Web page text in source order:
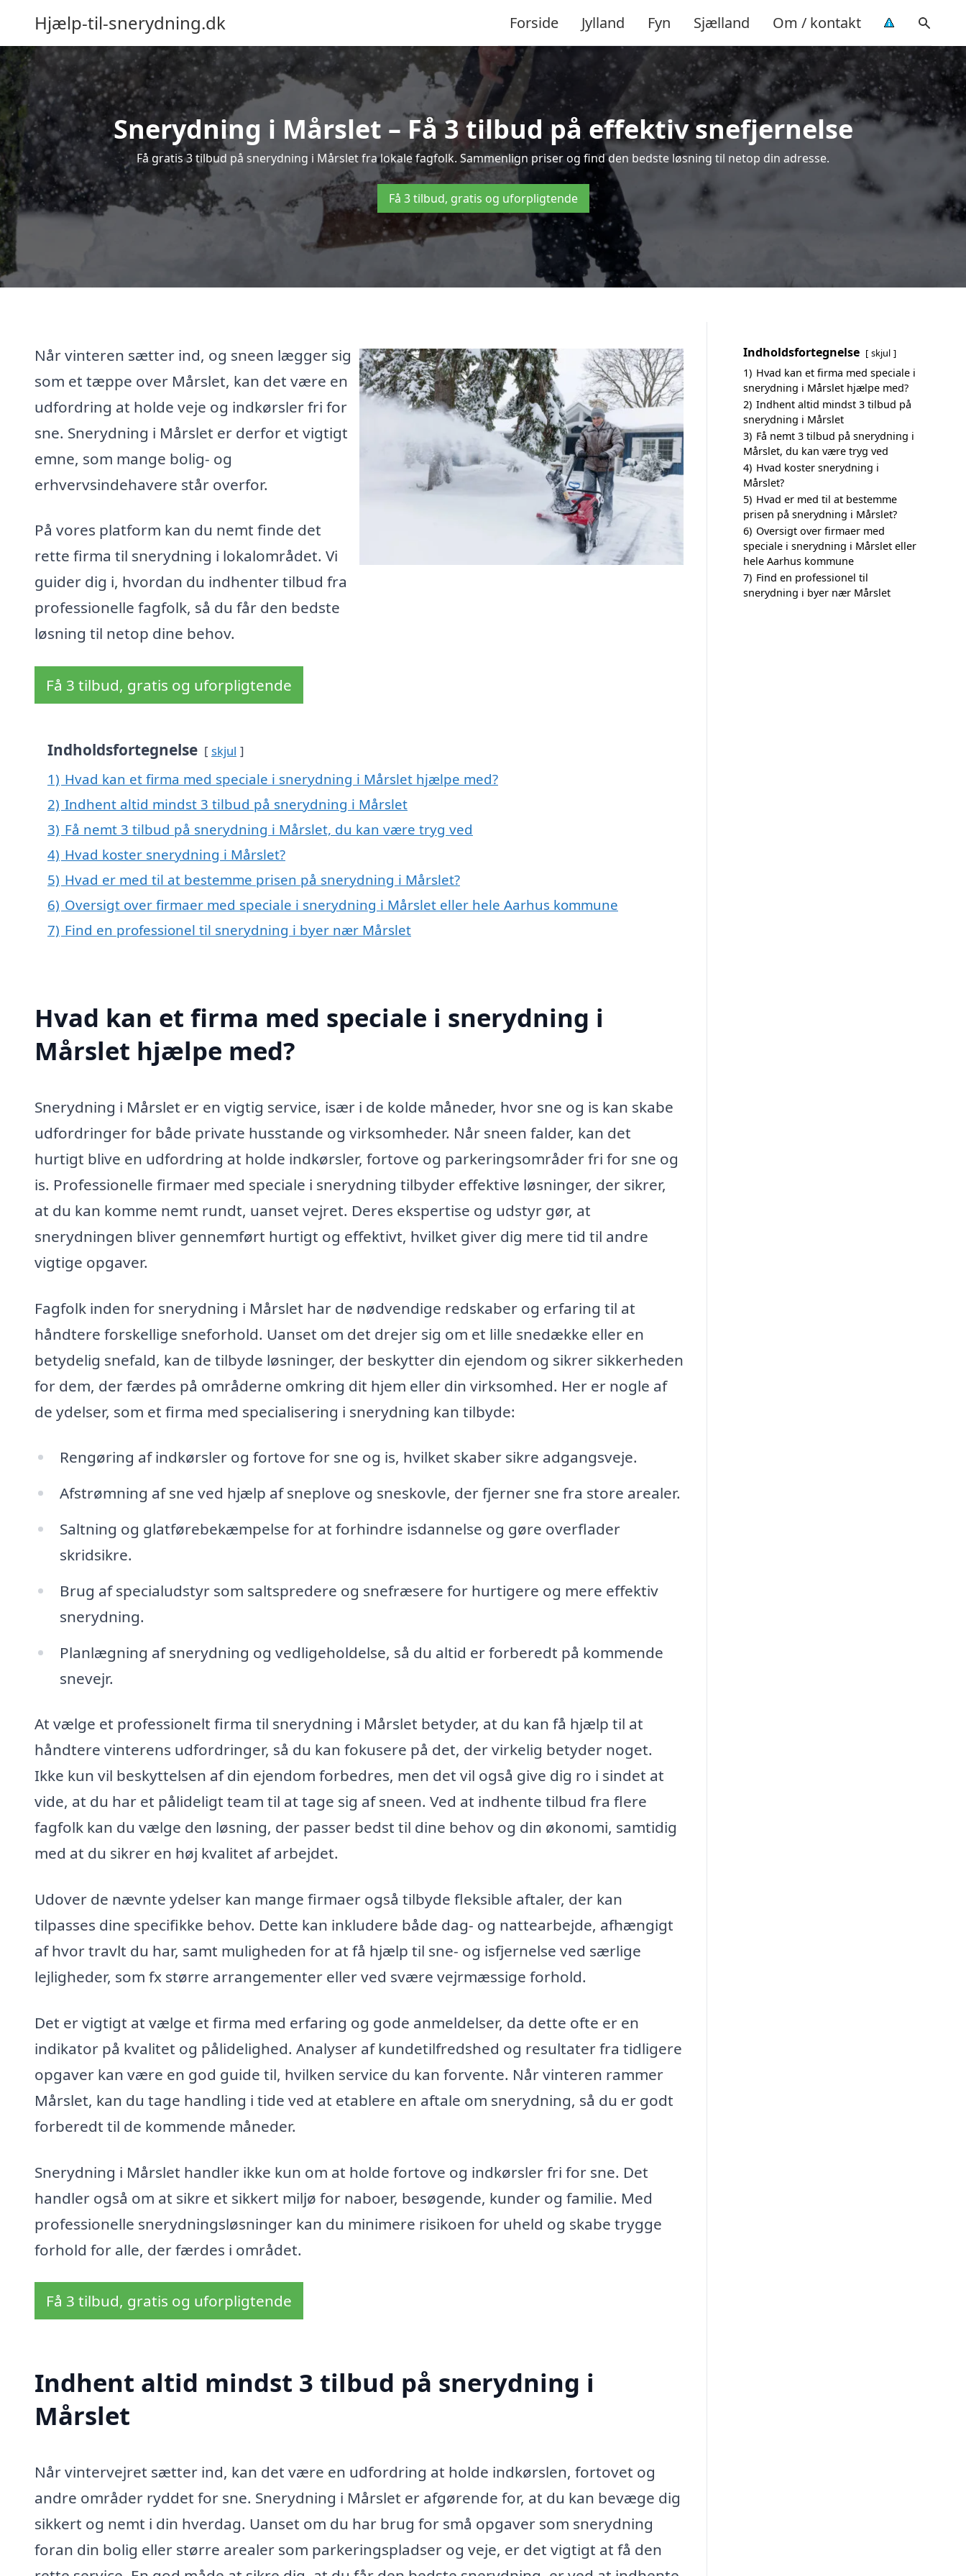
Hjælp-til-snerydning.dk Forside Jylland Fyn Sjælland Om / kontakt
Snerydning i Mårslet – Få 3 tilbud på effektiv snefjernelse
Få gratis 3 tilbud på snerydning i Mårslet fra lokale fagfolk. Sammenlign priser og find den bedste løsning til netop din adresse.
Få 3 tilbud, gratis og uforpligtende
Når vinteren sætter ind, og sneen lægger sig
som et tæppe over Mårslet, kan det være en
udfordring at holde veje og indkørsler fri for
sne. Snerydning i Mårslet er derfor et vigtigt
emne, som mange bolig- og
erhvervsindehavere står overfor.
På vores platform kan du nemt finde det
rette firma til snerydning i lokalområdet. Vi
guider dig i, hvordan du indhenter tilbud fra
professionelle fagfolk, så du får den bedste
løsning til netop dine behov.
Få 3 tilbud, gratis og uforpligtende
Indholdsfortegnelse skjul
1) Hvad kan et firma med speciale i snerydning i Mårslet hjælpe med?
2) Indhent altid mindst 3 tilbud på snerydning i Mårslet
3) Få nemt 3 tilbud på snerydning i Mårslet, du kan være tryg ved
4) Hvad koster snerydning i Mårslet?
5) Hvad er med til at bestemme prisen på snerydning i Mårslet?
6) Oversigt over firmaer med speciale i snerydning i Mårslet eller hele Aarhus kommune
7) Find en professionel til snerydning i byer nær Mårslet
Hvad kan et firma med speciale i snerydning i
Mårslet hjælpe med?
Snerydning i Mårslet er en vigtig service, især i de kolde måneder, hvor sne og is kan skabe
udfordringer for både private husstande og virksomheder. Når sneen falder, kan det
hurtigt blive en udfordring at holde indkørsler, fortove og parkeringsområder fri for sne og
is. Professionelle firmaer med speciale i snerydning tilbyder effektive løsninger, der sikrer,
at du kan komme nemt rundt, uanset vejret. Deres ekspertise og udstyr gør, at
snerydningen bliver gennemført hurtigt og effektivt, hvilket giver dig mere tid til andre
vigtige opgaver.
Fagfolk inden for snerydning i Mårslet har de nødvendige redskaber og erfaring til at
håndtere forskellige sneforhold. Uanset om det drejer sig om et lille snedække eller en
betydelig snefald, kan de tilbyde løsninger, der beskytter din ejendom og sikrer sikkerheden
for dem, der færdes på områderne omkring dit hjem eller din virksomhed. Her er nogle af
de ydelser, som et firma med specialisering i snerydning kan tilbyde:
Rengøring af indkørsler og fortove for sne og is, hvilket skaber sikre adgangsveje.
Afstrømning af sne ved hjælp af sneplove og sneskovle, der fjerner sne fra store arealer.
Saltning og glatførebekæmpelse for at forhindre isdannelse og gøre overflader
skridsikre.
Brug af specialudstyr som saltspredere og snefræsere for hurtigere og mere effektiv
snerydning.
Planlægning af snerydning og vedligeholdelse, så du altid er forberedt på kommende
snevejr.
At vælge et professionelt firma til snerydning i Mårslet betyder, at du kan få hjælp til at
håndtere vinterens udfordringer, så du kan fokusere på det, der virkelig betyder noget.
Ikke kun vil beskyttelsen af din ejendom forbedres, men det vil også give dig ro i sindet at
vide, at du har et pålideligt team til at tage sig af sneen. Ved at indhente tilbud fra flere
fagfolk kan du vælge den løsning, der passer bedst til dine behov og din økonomi, samtidig
med at du sikrer en høj kvalitet af arbejdet.
Udover de nævnte ydelser kan mange firmaer også tilbyde fleksible aftaler, der kan
tilpasses dine specifikke behov. Dette kan inkludere både dag- og nattearbejde, afhængigt
af hvor travlt du har, samt muligheden for at få hjælp til sne- og isfjernelse ved særlige
lejligheder, som fx større arrangementer eller ved svære vejrmæssige forhold.
Det er vigtigt at vælge et firma med erfaring og gode anmeldelser, da dette ofte er en
indikator på kvalitet og pålidelighed. Analyser af kundetilfredshed og resultater fra tidligere
opgaver kan være en god guide til, hvilken service du kan forvente. Når vinteren rammer
Mårslet, kan du tage handling i tide ved at etablere en aftale om snerydning, så du er godt
forberedt til de kommende måneder.
Snerydning i Mårslet handler ikke kun om at holde fortove og indkørsler fri for sne. Det
handler også om at sikre et sikkert miljø for naboer, besøgende, kunder og familie. Med
professionelle snerydningsløsninger kan du minimere risikoen for uheld og skabe trygge
forhold for alle, der færdes i området.
Få 3 tilbud, gratis og uforpligtende
Indhent altid mindst 3 tilbud på snerydning i
Mårslet
Når vintervejret sætter ind, kan det være en udfordring at holde indkørslen, fortovet og
andre områder ryddet for sne. Snerydning i Mårslet er afgørende for, at du kan bevæge dig
sikkert og nemt i din hverdag. Uanset om du har brug for små opgaver som snerydning
foran din bolig eller større arealer som parkeringspladser og veje, er det vigtigt at få den
Indholdsfortegnelse skjul
1) Hvad kan et firma med speciale i
snerydning i Mårslet hjælpe med?
2) Indhent altid mindst 3 tilbud på
snerydning i Mårslet
3) Få nemt 3 tilbud på snerydning i
Mårslet, du kan være tryg ved
4) Hvad koster snerydning i
Mårslet?
5) Hvad er med til at bestemme
prisen på snerydning i Mårslet?
6) Oversigt over firmaer med
speciale i snerydning i Mårslet eller
hele Aarhus kommune
7) Find en professionel til
snerydning i byer nær Mårslet